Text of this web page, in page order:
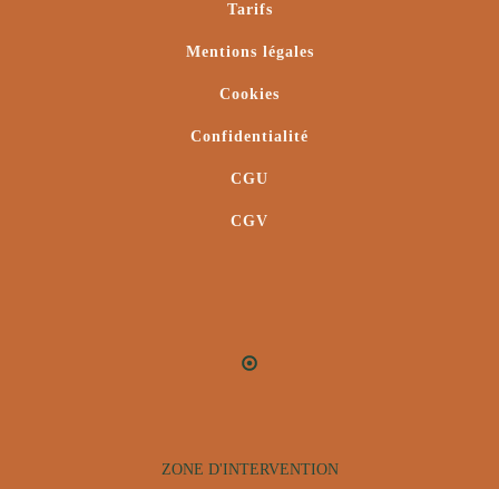
Tarifs
Mentions légales
Cookies
Confidentialité
CGU
CGV
ZONE D'INTERVENTION